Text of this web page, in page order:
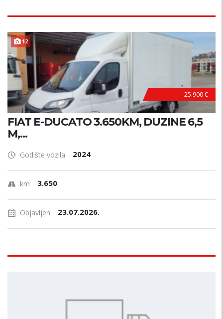
12
25.900 €
FIAT E-DUCATO 3.650KM, DUZINE 6,5
M,...
Godište vozila 2024
km 3.650
Objavljen 23.07.2026.